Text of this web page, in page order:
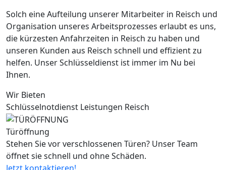
Solch eine Aufteilung unserer Mitarbeiter in Reisch und
Organisation unseres Arbeitsprozesses erlaubt es uns,
die kürzesten Anfahrzeiten in Reisch zu haben und
unseren Kunden aus Reisch schnell und effizient zu
helfen. Unser Schlüsseldienst ist immer im Nu bei
Ihnen.
Wir Bieten
Schlüsselnotdienst Leistungen Reisch
Türöffnung
Stehen Sie vor verschlossenen Türen? Unser Team
öffnet sie schnell und ohne Schäden.